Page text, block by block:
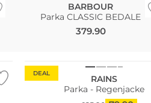
BARBOUR
Parka CLASSIC BEDALE
379.90
DEAL
RAINS
Parka - Regenjacke